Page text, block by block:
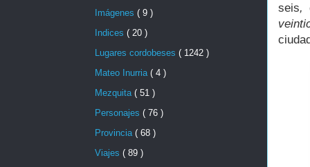
seis,
Imágenes ( 9 )
Indices ( 20 )
Lugares cordobeses ( 1242 )
Mateo Inurria ( 4 )
Mezquita ( 51 )
Personajes ( 76 )
Provincia ( 68 )
Viajes ( 89 )